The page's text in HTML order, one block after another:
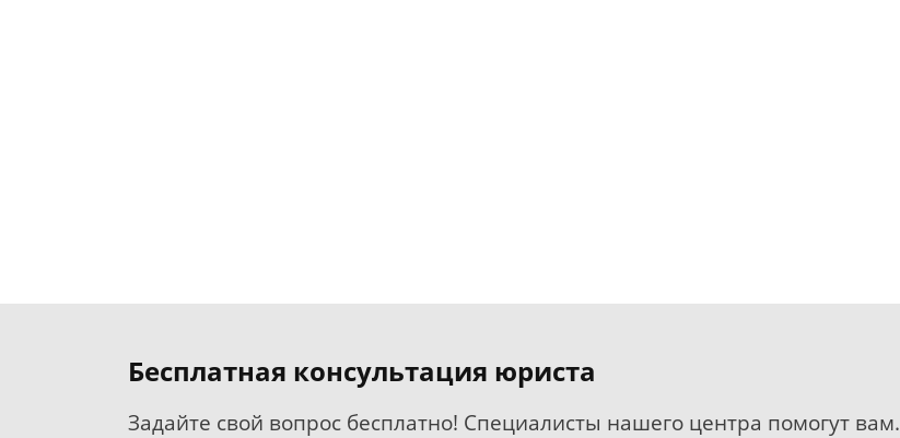
Бесплатная консультация юриста
Задайте свой вопрос бесплатно! Специалисты нашего центра помогут вам.